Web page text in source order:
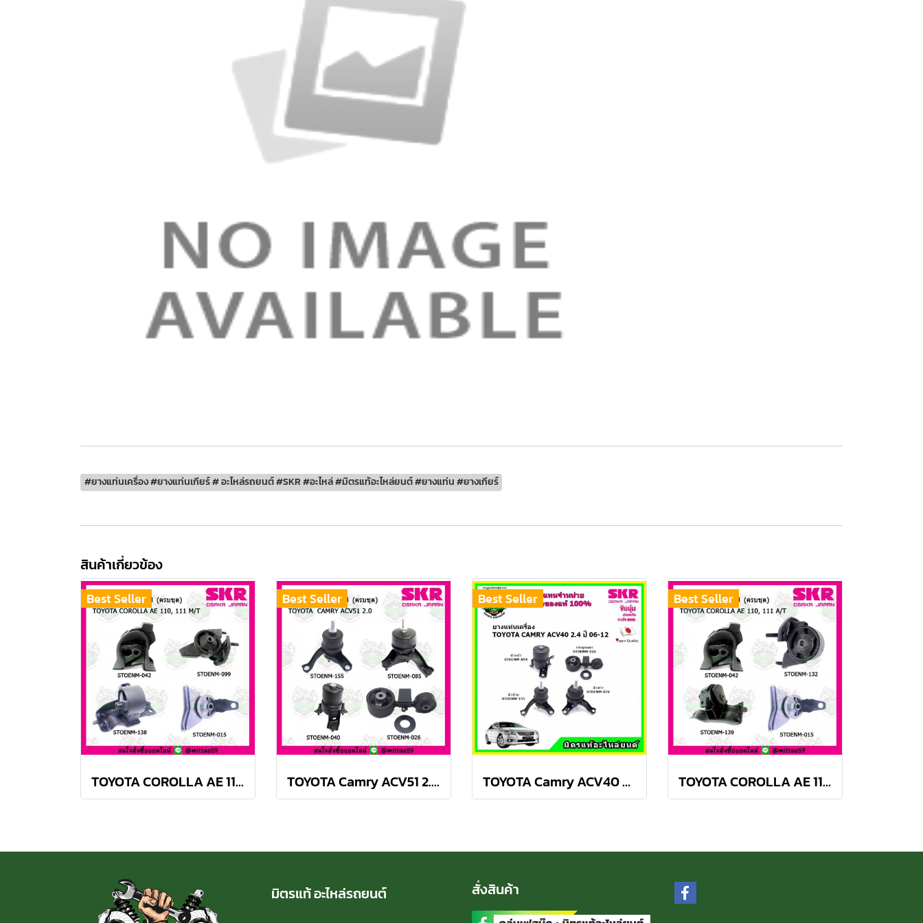
#ยางแท่นเครื่อง #ยางแท่นเกียร์ # อะไหล่รถยนต์ #SKR #อะไหล่ #มิตรแท้อะไหล่ยนต์ #ยางแท่น #ยางเกียร์
สินค้าเกี่ยวข้อง
Best Seller
TOYOTA COROLLA AE 110, 111 M/T สามห่วง ยางแท่นเครื่องครบชุด SKR
Best Seller
TOYOTA Camry ACV51 2.0 ปี 12-18 ยางแท่นเครื่องครบชุด กระดูกหมา
Best Seller
TOYOTA Camry ACV40 2.4 Hybrid ปี 06-12 ยางแท่นเครื่องครบชุด กระดูกหมา
Best Seller
TOYOTA COROLLA AE 110, 111 A/T สามห่วง ยางแท่นเครื่องครบชุด SKR
มิตรแท้ อะไหล่รถยนต์ สั่งสินค้า